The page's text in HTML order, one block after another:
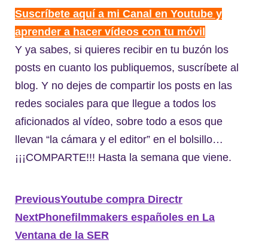
Suscríbete aquí a mi Canal en Youtube y
aprender a hacer vídeos con tu móvil
Y ya sabes, si quieres recibir en tu buzón los
posts en cuanto los publiquemos, suscríbete al
blog. Y no dejes de compartir los posts en las
redes sociales para que llegue a todos los
aficionados al vídeo, sobre todo a esos que
llevan “la cámara y el editor” en el bolsillo…
¡¡¡COMPARTE!!! Hasta la semana que viene.
PreviousYoutube compra Directr
NextPhonefilmmakers españoles en La
Ventana de la SER